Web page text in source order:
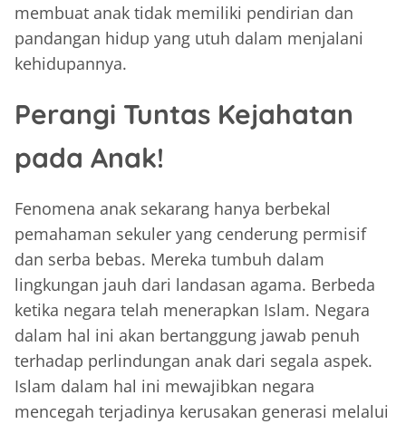
membuat anak tidak memiliki pendirian dan
pandangan hidup yang utuh dalam menjalani
kehidupannya.
Perangi Tuntas Kejahatan
pada Anak!
Fenomena anak sekarang hanya berbekal
pemahaman sekuler yang cenderung permisif
dan serba bebas. Mereka tumbuh dalam
lingkungan jauh dari landasan agama. Berbeda
ketika negara telah menerapkan Islam. Negara
dalam hal ini akan bertanggung jawab penuh
terhadap perlindungan anak dari segala aspek.
Islam dalam hal ini mewajibkan negara
mencegah terjadinya kerusakan generasi melalui